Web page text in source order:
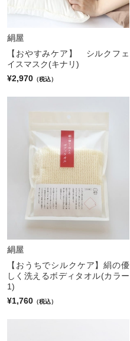
絹屋
【おやすみケア】 シルクフェ
イスマスク(キナリ)
¥2,970 （税込）
絹屋
【おうちでシルクケア】絹の優
しく洗えるボディタオル(カラー
1)
¥1,760 （税込）